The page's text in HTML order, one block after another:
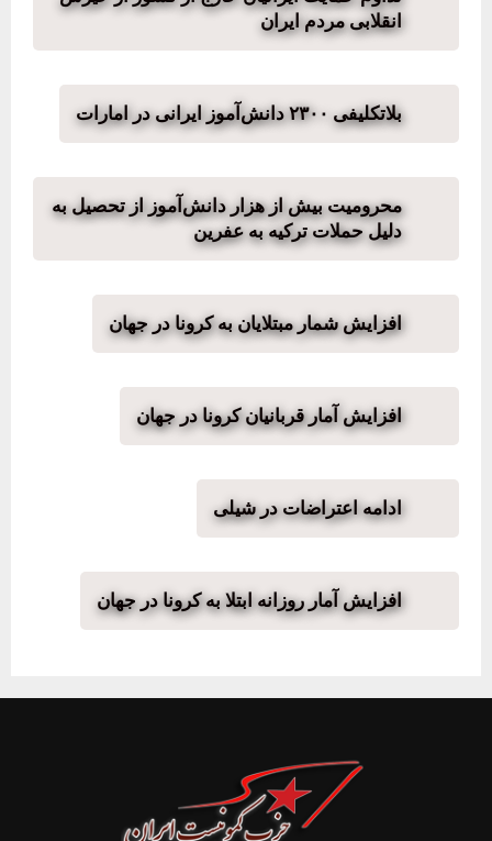
انقلابی مردم ایران
بلاتکلیفی ۲۳۰۰ دانش‌آموز ایرانی در امارات
محرومیت بیش از هزار دانش‌آموز از تحصیل به
دلیل حملات ترکیه به عفرین
افزایش شمار مبتلایان به کرونا در جهان
افزایش آمار قربانیان کرونا در جهان
ادامه اعتراضات در شیلی
افزایش آمار روزانه ابتلا به کرونا در جهان